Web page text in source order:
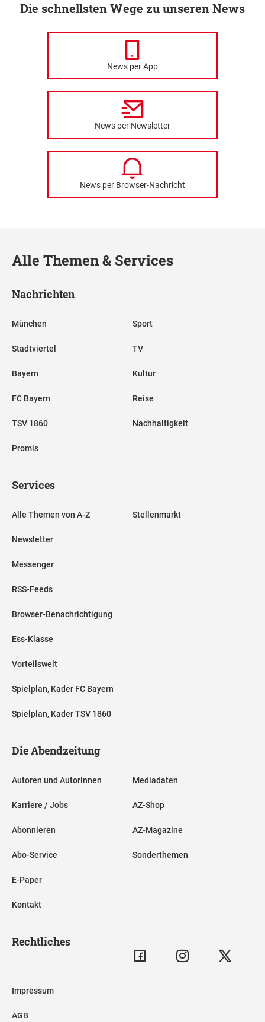
Die schnellsten Wege zu unseren News
News per App
News per Newsletter
News per Browser-Nachricht
Alle Themen & Services
Nachrichten
München
Stadtviertel
Bayern
FC Bayern
TSV 1860
Promis
Sport
TV
Kultur
Reise
Nachhaltigkeit
Services
Alle Themen von A-Z
Newsletter
Messenger
RSS-Feeds
Browser-Benachrichtigung
Ess-Klasse
Vorteilswelt
Spielplan, Kader FC Bayern
Spielplan, Kader TSV 1860
Stellenmarkt
Die Abendzeitung
Autoren und Autorinnen
Karriere / Jobs
Abonnieren
Abo-Service
E-Paper
Kontakt
Mediadaten
AZ-Shop
AZ-Magazine
Sonderthemen
Rechtliches
Impressum
AGB